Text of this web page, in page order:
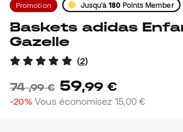
Promotion Jusqu'à180 Points Member
Baskets adidas Enfant
Gazelle
(2)
74,99 € 59,99 €
-20% Vous économisez 15,00 €